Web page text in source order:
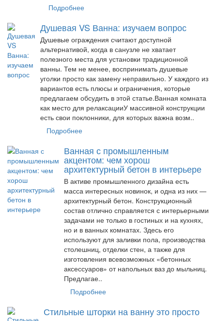
Подробнее
Душевая VS Ванна: изучаем вопрос
Душевые ограждения считают доступной
альтернативой, когда в санузле не хватает
полезного места для установки традиционной
ванны. Тем не менее, воспринимать душевые
уголки просто как замену неправильно. У каждого из
вариантов есть плюсы и ограничения, которые
предлагаем обсудить в этой статье.Ванная комната
как место для релаксацииУ массивной конструкции
есть свои поклонники, для которых важна возм..
Подробнее
Ванная с промышленным
акцентом: чем хорош
архитектурный бетон в интерьере
В активе промышленного дизайна есть
масса интересных новинок, и одна из них —
архитектурный бетон. Конструкционный
состав отлично справляется с интерьерными
задачами не только в гостиных и на кухнях,
но и в ванных комнатах. Здесь его
используют для заливки пола, производства
столешниц, отделки стен, а также для
изготовления всевозможных «бетонных
аксессуаров» от напольных ваз до мыльниц.
Предлагае..
Подробнее
Стильные шторки на ванну это просто